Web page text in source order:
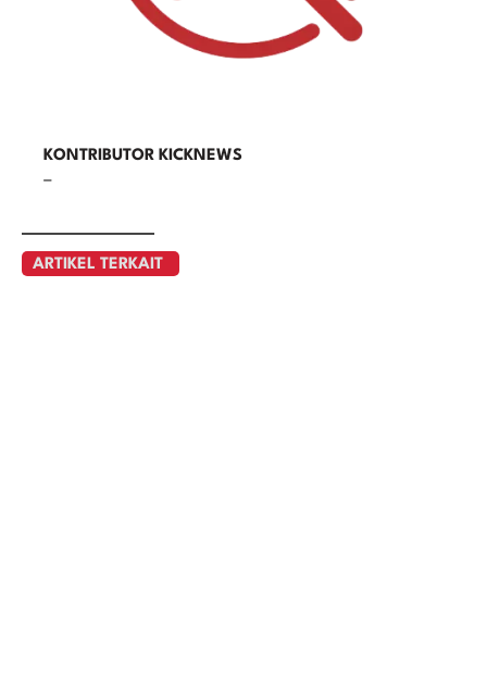
KONTRIBUTOR KICKNEWS
–
ARTIKEL TERKAIT